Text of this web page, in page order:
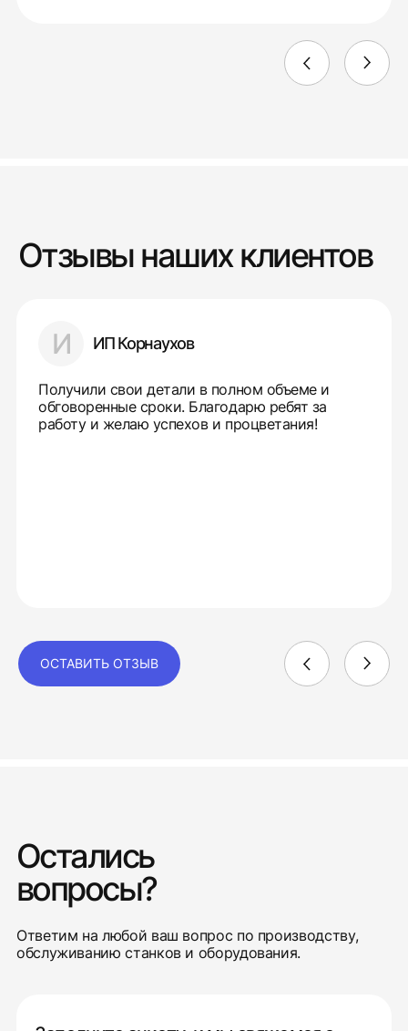
Отзывы наших клиентов
И ИП Корнаухов
Получили свои детали в полном объеме и
обговоренные сроки. Благодарю ребят за
работу и желаю успехов и процветания!
ОСТАВИТЬ ОТЗЫВ
Остались
вопросы?
Ответим на любой ваш вопрос по производству,
обслуживанию станков и оборудования.